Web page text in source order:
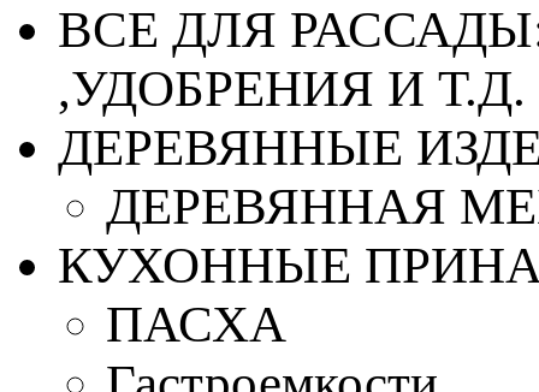
ВСЕ ДЛЯ
,УДОБРЕНИЯ И Т.Д.
ДЕРЕВЯННЫЕ
ДЕРЕВЯННАЯ
КУХОННЫЕ
ПАСХА